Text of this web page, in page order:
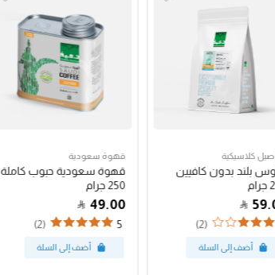
كلاسيكية
بلند بدون كافيين
(2)
قهوة سعودية
قهوة سعودية حبوب كاملة
250 جرام
49.00
5
(2)